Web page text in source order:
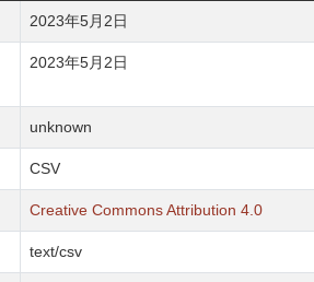
2023年5月2日
2023年5月2日
unknown
CSV
Creative Commons Attribution 4.0
text/csv